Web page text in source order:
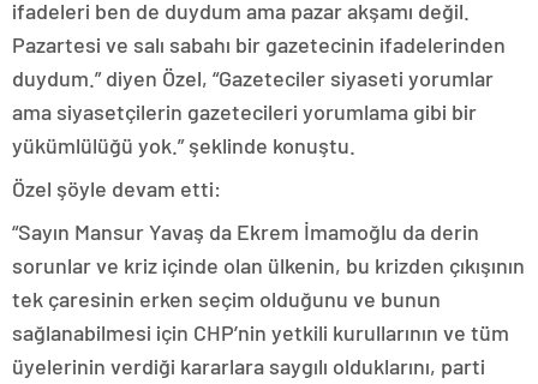
ifadeleri ben de duydum ama pazar akşamı değil.
Pazartesi ve salı sabahı bir gazetecinin ifadelerinden
duydum.” diyen Özel, “Gazeteciler siyaseti yorumlar
ama siyasetçilerin gazetecileri yorumlama gibi bir
yükümlülüğü yok.” şeklinde konuştu.
Özel şöyle devam etti:
“Sayın Mansur Yavaş da Ekrem İmamoğlu da derin
sorunlar ve kriz içinde olan ülkenin, bu krizden çıkışının
tek çaresinin erken seçim olduğunu ve bunun
sağlanabilmesi için CHP’nin yetkili kurullarının ve tüm
üyelerinin verdiği kararlara saygılı olduklarını, parti